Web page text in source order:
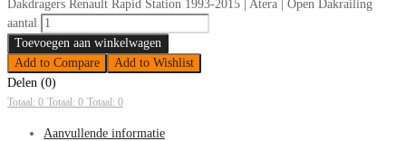
Dakdragers Renault Rapid Station 1993-2015 | Atera | Open Dakrailing
aantal
Toevoegen aan winkelwagen
Add to Compare
Add to Wishlist
Delen (0)
Totaal: 0 Totaal: 0 Totaal: 0
Aanvullende informatie